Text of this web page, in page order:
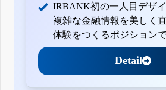
IRBANK初の一人目デザイ
複雑な金融情報を美しく
体験をつくるポジションで
Detail